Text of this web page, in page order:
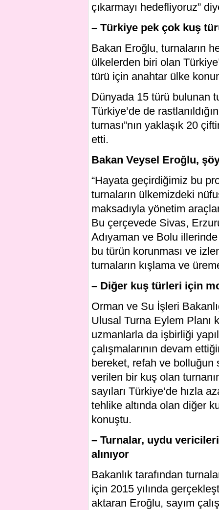
çıkarmayı hedefliyoruz”
– Türkiye pek çok kuş
Bakan Eroğlu, turnaların
ülkelerden biri olan
türü için anahtar ülke
Dünyada 15 türü bulunan
Türkiye’de de
turnası”nın yaklaşık 20
etti.
Bakan Veysel Eroğlu,
“Hayata geçirdiğimiz bu
turnaların ülkemizdeki
maksadıyla yönetim
Bu çerçevede Sivas,
Adıyaman ve Bolu
bu türün korunması ve
turnaların kışlama ve
– Diğer kuş türleri için
Orman ve Su İşleri
Ulusal Turna Eylem Planı
uzmanlarla da işbirliği
çalışmalarının devam
bereket, refah ve
verilen bir kuş olan
sayıları Türkiye’de hızla
tehlike altında olan diğer
konuştu.
– Turnalar, uydu
alınıyor
Bakanlık tarafından
için 2015 yılında
aktaran Eroğlu, sayım